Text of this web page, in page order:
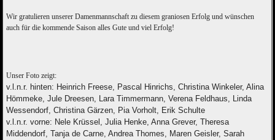
Wir gratulieren unserer Damenmannschaft zu diesem graniosen Erfolg und wünschen
auch für die kommende Saison alles Gute und viel Erfolg!
Unser Foto zeigt:
v.l.n.r. hinten: Heinrich Freese, Pascal Hinrichs, Christina Winkeler, Alina
Hömmeke, Jule Dreesen, Lara Timmermann, Verena Feldhaus, Linda
Wessendorf, Christina Gärzen, Pia Vorholt, Erik Schulte
v.l.n.r. vorne: Nele Krüssel, Julia Henke, Anna Grever, Theresa
Middendorf, Tanja de Carne, Andrea Thomes, Maren Geisler, Sarah